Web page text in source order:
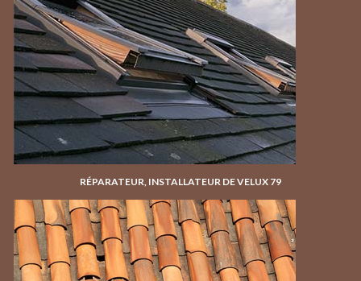
RÉPARATEUR, INSTALLATEUR DE VELUX 79